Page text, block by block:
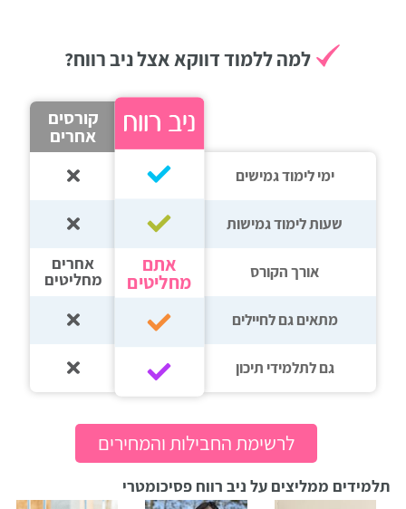
רווח
למה ללמוד דווקא אצל ניב רווח?
ימי לימוד גמישים
שעות לימוד גמישות
אורך הקורס
מתאים גם לחיילים
גם לתלמידי תיכון‎‏
אתם
מחליטים
קורסים
אחרים
אחרים
מחליטים
לרשימת החבילות והמחירים
תלמידים ממליצים על ניב רווח פסיכומטרי